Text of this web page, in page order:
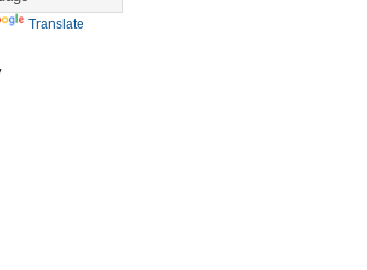
Translate